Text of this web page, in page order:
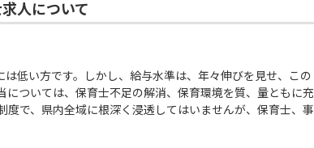
人について
低い方です。しかし、給与水準は、年々伸びを見せ、この
ついては、保育士不足の解消、保育環境を質、量ともに充
で、県内全域に根深く浸透してはいませんが、保育士、事